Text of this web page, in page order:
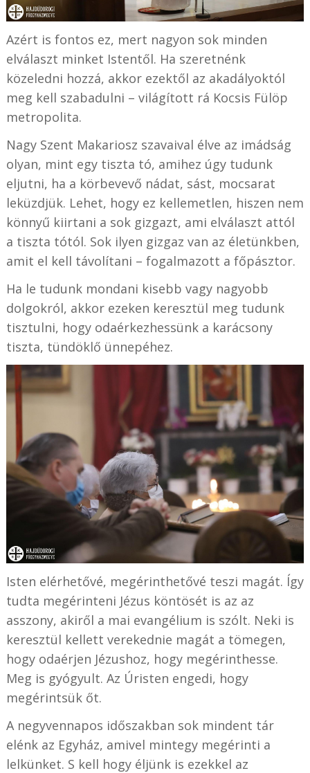
Azért is fontos ez, mert nagyon sok minden
elválaszt minket Istentől. Ha szeretnénk
közeledni hozzá, akkor ezektől az akadályoktól
meg kell szabadulni – világított rá Kocsis Fülöp
metropolita.
Nagy Szent Makariosz szavaival élve az imádság
olyan, mint egy tiszta tó, amihez úgy tudunk
eljutni, ha a körbevevő nádat, sást, mocsarat
leküzdjük. Lehet, hogy ez kellemetlen, hiszen nem
könnyű kiirtani a sok gizgazt, ami elválaszt attól
a tiszta tótól. Sok ilyen gizgaz van az életünkben,
amit el kell távolítani – fogalmazott a főpásztor.
Ha le tudunk mondani kisebb vagy nagyobb
dolgokról, akkor ezeken keresztül meg tudunk
tisztulni, hogy odaérkezhessünk a karácsony
tiszta, tündöklő ünnepéhez.
Isten elérhetővé, megérinthetővé teszi magát. Így
tudta megérinteni Jézus köntösét is az az
asszony, akiről a mai evangélium is szólt. Neki is
keresztül kellett verekednie magát a tömegen,
hogy odaérjen Jézushoz, hogy megérinthesse.
Meg is gyógyult. Az Úristen engedi, hogy
megérintsük őt.
A negyvennapos időszakban sok mindent tár
elénk az Egyház, amivel mintegy megérinti a
lelkünket. S kell hogy éljünk is ezekkel az